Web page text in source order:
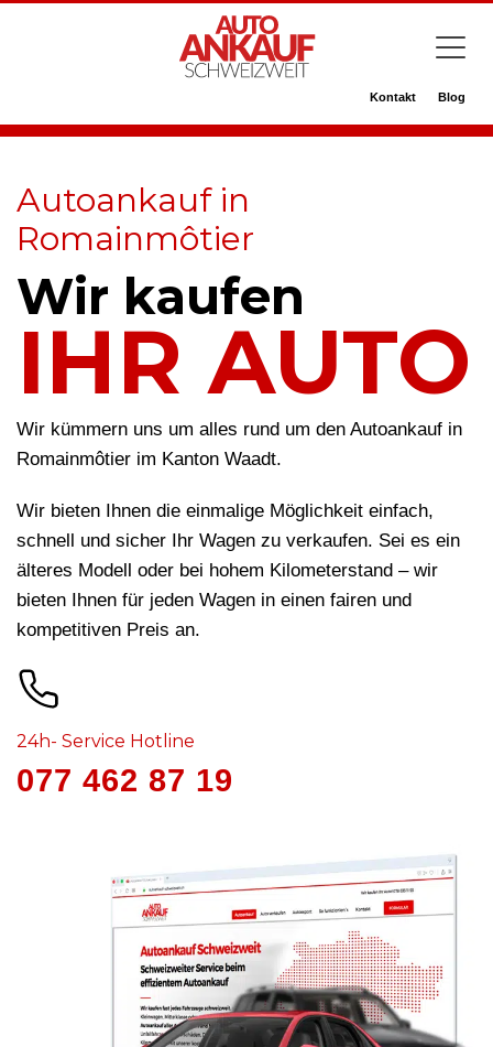
Kontakt Blog
Autoankauf in
Romainmôtier
Wir kaufen
IHR AUTO
Wir kümmern uns um alles rund um den Autoankauf in
Romainmôtier im Kanton Waadt.
Wir bieten Ihnen die einmalige Möglichkeit einfach,
schnell und sicher Ihr Wagen zu verkaufen. Sei es ein
älteres Modell oder bei hohem Kilometerstand – wir
bieten Ihnen für jeden Wagen in einen fairen und
kompetitiven Preis an.
24h- Service Hotline
077 462 87 19